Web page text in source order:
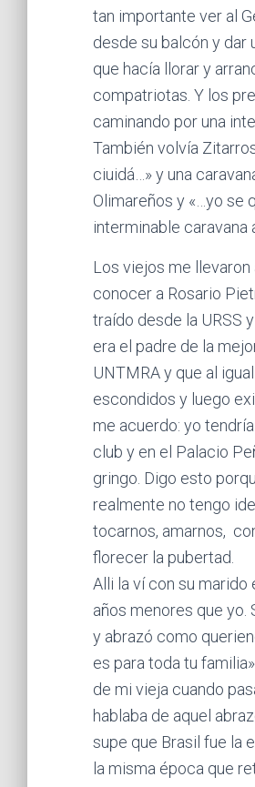
tan importante ver al
desde su balcón y dar
que hacía llorar y
compatriotas. Y los
caminando por una
También volvía
ciuidá…» y una
Olimareños y «…yo se
interminable caravana
Los viejos me llevaron
conocer a Rosario
traído desde la URSS
era el padre de la
UNTMRA y que al
escondidos y luego
me acuerdo: yo
club y en el Palacio
gringo. Digo esto
realmente no tengo
tocarnos, amarnos,
florecer la pubertad.
Alli la ví con su marido
años menores que yo.
y abrazó como
es para toda tu
de mi vieja cuando
hablaba de aquel
supe que Brasil fue la
la misma época que